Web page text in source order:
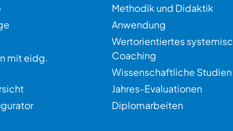
mit eidg.
Methodik und Didaktik
Anwendung
Wertorientiertes
Coaching
Wissenschaftliche Studien
Jahres-Evaluationen
Diplomarbeiten